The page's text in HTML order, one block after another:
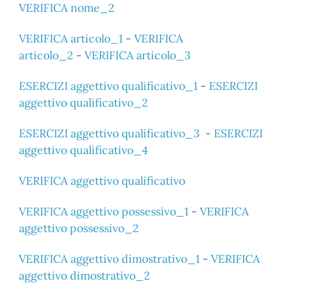
VERIFICA nome_2
VERIFICA articolo_1 - VERIFICA
articolo_2 - VERIFICA articolo_3
ESERCIZI aggettivo qualificativo_1 - ESERCIZI
aggettivo qualificativo_2
ESERCIZI aggettivo qualificativo_3 - ESERCIZI
aggettivo qualificativo_4
VERIFICA aggettivo qualificativo
VERIFICA aggettivo possessivo_1 - VERIFICA
aggettivo possessivo_2
VERIFICA aggettivo dimostrativo_1 - VERIFICA
aggettivo dimostrativo_2